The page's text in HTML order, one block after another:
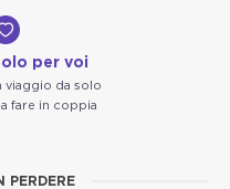
per voi
viaggio da solo
fare in coppia
PERDERE